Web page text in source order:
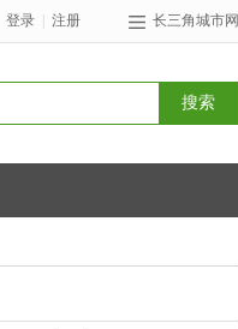
长三角城市网
注册
登录